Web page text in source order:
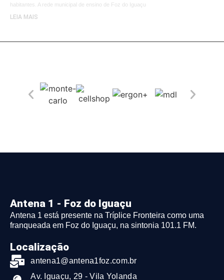
habitantes. A rede municipal de ensino de Foz do Iguaçu
LEIA MAIS
Antena 1 - Foz do Iguaçu
Antena 1 está presente na Tríplice Fronteira como uma
franqueada em Foz do Iguaçu, na sintonia 101.1 FM.
Localização
antena1@antena1foz.com.br
Av. Iguaçu, 29 - Vila Yolanda